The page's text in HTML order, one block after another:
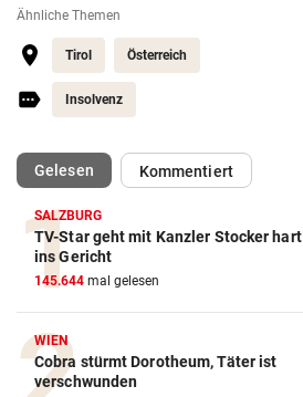
Ähnliche Themen
Tirol Österreich
Insolvenz
Gelesen(ausgewählt)Kommentiert
SALZBURG
TV-Star geht mit Kanzler Stocker hart
ins Gericht
145.644 mal gelesen
WIEN
Cobra stürmt Dorotheum, Täter ist
verschwunden